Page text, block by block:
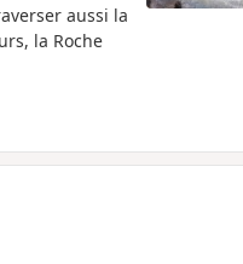
aussi la
la Roche